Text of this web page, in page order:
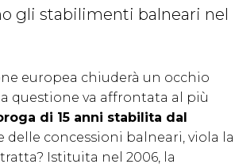
gli stabilimenti balneari nel
europea chiuderà un occhio
questione va affrontata al più
di 15 anni stabilita dal
delle concessioni balneari, viola la
Istituita nel 2006, la